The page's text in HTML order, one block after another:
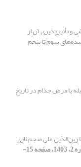
تأثیرپذیری آن از
سوم تا پنجم
با مرض جذام در تاریخ
زین‌الدّین علی منجم لاری
[دوره 22، شماره 2، 1403، صفحه 15-